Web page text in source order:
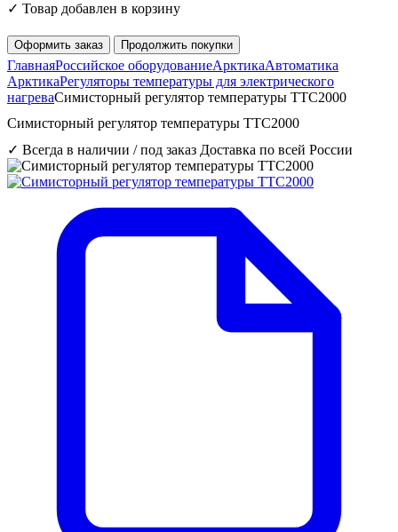
✓ Товар добавлен в корзину
Оформить заказ Продолжить покупки
ГлавнаяРоссийское оборудованиеАрктикаАвтоматика
АрктикаРегуляторы температуры для электрического
нагреваСимисторный регулятор температуры ТТС2000
Симисторный регулятор температуры ТТС2000
✓ Всегда в наличии / под заказ Доставка по всей России